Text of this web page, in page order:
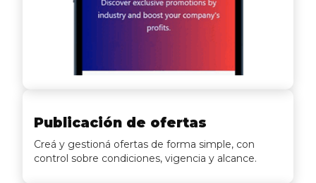
Publicación de ofertas
Creá y gestioná ofertas de forma simple, con
control sobre condiciones, vigencia y alcance.